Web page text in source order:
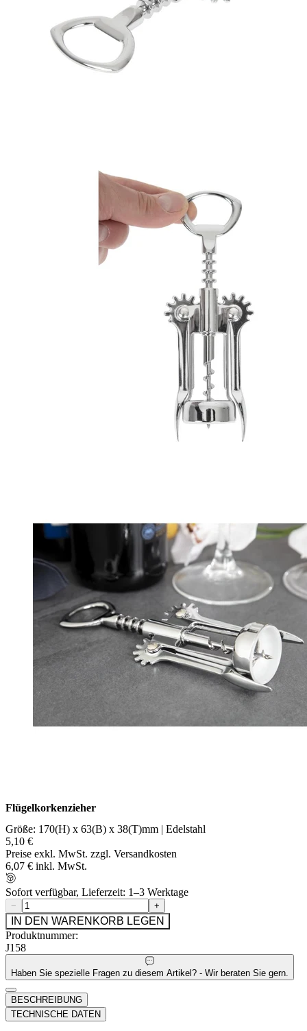
Flügelkorkenzieher
Größe: 170(H) x 63(B) x 38(T)mm | Edelstahl
5,10 €
Preise exkl. MwSt. zzgl. Versandkosten
6,07 € inkl. MwSt.
Sofort verfügbar, Lieferzeit: 1–3 Werktage
− +
IN DEN WARENKORB LEGEN
Produktnummer:
J158
Haben Sie spezielle Fragen zu diesem Artikel? - Wir beraten Sie gern.
BESCHREIBUNG
TECHNISCHE DATEN